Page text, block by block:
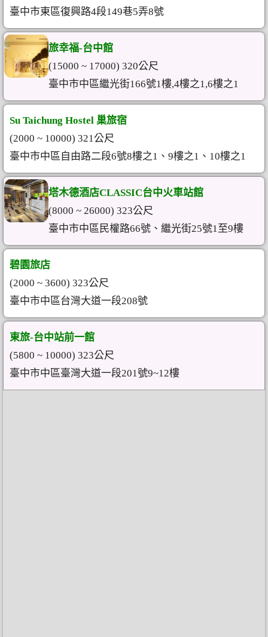
臺中市東區復興路4段149巷5弄8號
旅幸福-台中館
(15000 ~ 17000) 320公尺
臺中市中區繼光街166號1樓,4樓之1,6樓之1
Su Taichung Hostel 巢旅宿
(2000 ~ 10000) 321公尺
臺中市中區自由路二段6號8樓之1、9樓之1、10樓之1
塔木德酒店CLASSIC台中火車站館
(8000 ~ 26000) 323公尺
臺中市中區民權路66號、繼光街25號1至9樓
碧園旅店
(2000 ~ 3600) 323公尺
臺中市中區台灣大道一段208號
東旅-台中站前一館
(5800 ~ 10000) 323公尺
臺中市中區臺灣大道一段201號9~12樓